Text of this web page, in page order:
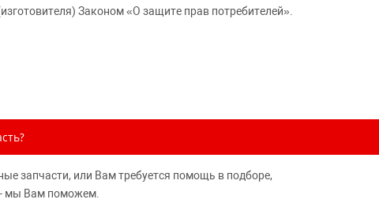
Законом «О защите прав потребителей».
запчасти, или Вам требуется помощь в подборе,
- мы Вам поможем.